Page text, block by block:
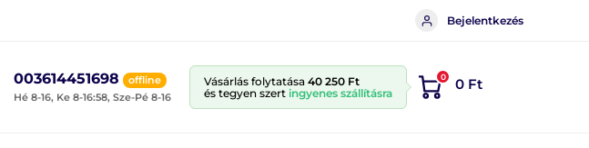
Bejelentkezés
003614451698
offline
Hé 8-16, Ke 8-16:58, Sze-Pé 8-16
Vásárlás folytatása 40 250 Ft
és tegyen szert ingyenes szállításra
0 0 Ft